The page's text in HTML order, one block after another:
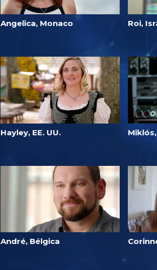
Angelica, Monaco Roi,
Hayley, EE. UU.
André, Bélgica